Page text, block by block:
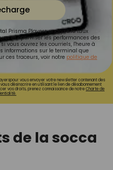
Prisma Players analyse le taux
et optimiser les performances des
vous ouvrez les courriels, l'heure à
informations sur le terminal que
ces traceurs, voir notre politique de
vous envoyer votre newsletter contenant des
désinscrire en utilisant le lien de désabonnement
vos droits, prenez connaissance de notreCharte de
de la socca